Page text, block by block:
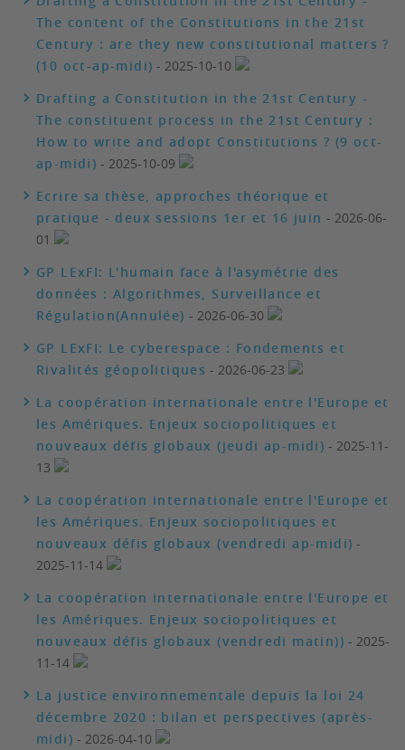
The content of the Constitutions in the 21st
Century : are they new constitutional matters ?
(10 oct-ap-midi) - 2025-10-10
Drafting a Constitution in the 21st Century -
The constituent process in the 21st Century :
How to write and adopt Constitutions ? (9 oct-
ap-midi) - 2025-10-09
Ecrire sa thèse, approches théorique et
pratique - deux sessions 1er et 16 juin - 2026-06-
01
GP LExFI: L'humain face à l'asymétrie des
données : Algorithmes, Surveillance et
Régulation(Annulée) - 2026-06-30
GP LExFI: Le cyberespace : Fondements et
Rivalités géopolitiques - 2026-06-23
La coopération internationale entre l'Europe et
les Amériques. Enjeux sociopolitiques et
nouveaux défis globaux (jeudi ap-midi) - 2025-11-
13
La coopération internationale entre l'Europe et
les Amériques. Enjeux sociopolitiques et
nouveaux défis globaux (vendredi ap-midi) -
2025-11-14
La coopération internationale entre l'Europe et
les Amériques. Enjeux sociopolitiques et
nouveaux défis globaux (vendredi matin)) - 2025-
11-14
La justice environnementale depuis la loi 24
décembre 2020 : bilan et perspectives (après-
midi) - 2026-04-10